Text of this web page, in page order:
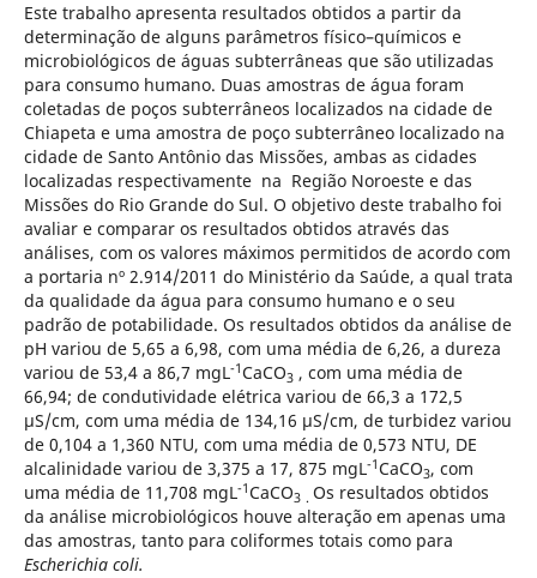
Este trabalho apresenta resultados obtidos a partir da
determinação de alguns parâmetros físico–químicos e
microbiológicos de águas subterrâneas que são utilizadas
para consumo humano. Duas amostras de água foram
coletadas de poços subterrâneos localizados na cidade de
Chiapeta e uma amostra de poço subterrâneo localizado na
cidade de Santo Antônio das Missões, ambas as cidades
localizadas respectivamente na Região Noroeste e das
Missões do Rio Grande do Sul. O objetivo deste trabalho foi
avaliar e comparar os resultados obtidos através das
análises, com os valores máximos permitidos de acordo com
a portaria nº 2.914/2011 do Ministério da Saúde, a qual trata
da qualidade da água para consumo humano e o seu
padrão de potabilidade. Os resultados obtidos da análise de
pH variou de 5,65 a 6,98, com uma média de 6,26, a dureza
variou de 53,4 a 86,7 mgL-1CaCO3 , com uma média de
66,94; de condutividade elétrica variou de 66,3 a 172,5
µS/cm, com uma média de 134,16 µS/cm, de turbidez variou
de 0,104 a 1,360 NTU, com uma média de 0,573 NTU, DE
alcalinidade variou de 3,375 a 17, 875 mgL-1CaCO3, com
uma média de 11,708 mgL-1CaCO3 . Os resultados obtidos
da análise microbiológicos houve alteração em apenas uma
das amostras, tanto para coliformes totais como para
Escherichia coli.